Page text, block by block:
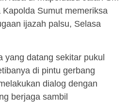
Sumut memeriksa
ijazah palsu, Selasa
yang datang sekitar pukul
di pintu gerbang
dialog dengan
berjaga sambil